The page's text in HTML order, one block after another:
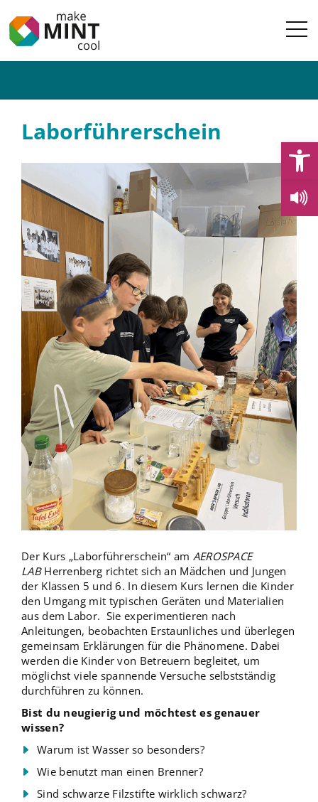
Laborführerschein
Der Kurs „Laborführerschein“ am AEROSPACE
LAB Herrenberg richtet sich an Mädchen und Jungen
der Klassen 5 und 6. In diesem Kurs lernen die Kinder
den Umgang mit typischen Geräten und Materialien
aus dem Labor. Sie experimentieren nach
Anleitungen, beobachten Erstaunliches und überlegen
gemeinsam Erklärungen für die Phänomene. Dabei
werden die Kinder von Betreuern begleitet, um
möglichst viele spannende Versuche selbstständig
durchführen zu können.
Bist du neugierig und möchtest es genauer
wissen?
Warum ist Wasser so besonders?
Wie benutzt man einen Brenner?
Sind schwarze Filzstifte wirklich schwarz?